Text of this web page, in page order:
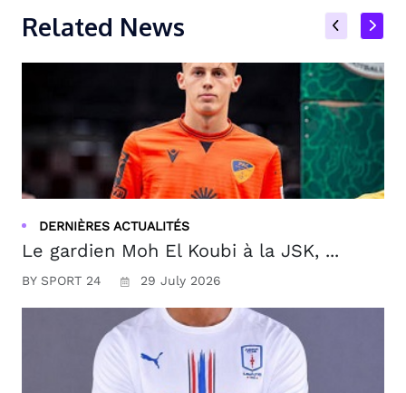
Related News
DERNIÈRES ACTUALITÉS
Le gardien Moh El Koubi à la JSK, ...
BY SPORT 24 29 July 2026